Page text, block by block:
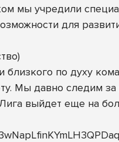
мы учредили
для
по духу
Мы давно следим
выйдет еще на